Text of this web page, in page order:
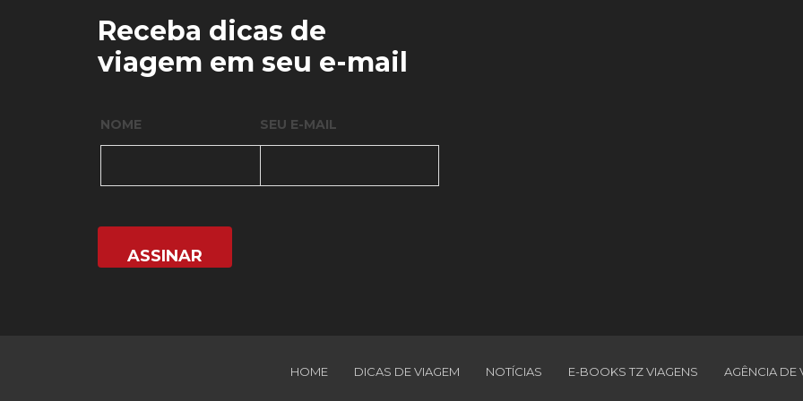
Receba dicas de
viagem em seu e-mail
NOME SEU E-MAIL
HOME DICAS DE VIAGEM NOTÍCIAS E-BOOKS TZ VIAGENS AGÊNCIA DE